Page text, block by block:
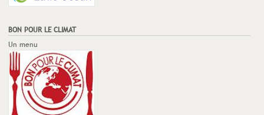
BON POUR LE CLIMAT
Un menu